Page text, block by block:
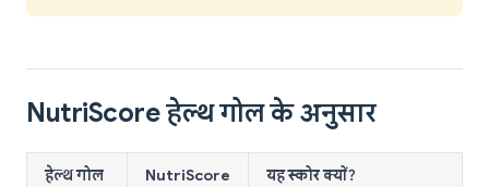
NutriScore हेल्थ गोल के अनुसार
हेल्थ गोल NutriScore यह स्कोर क्यों?